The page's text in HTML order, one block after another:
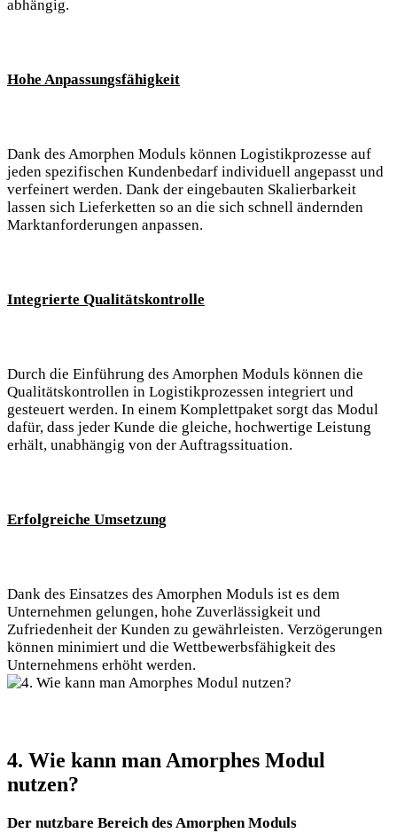
abhängig.
Hohe Anpassungsfähigkeit
Dank des Amorphen Moduls können Logistikprozesse auf
jeden spezifischen Kundenbedarf individuell angepasst und
verfeinert werden. Dank der eingebauten Skalierbarkeit
lassen sich Lieferketten so an die sich schnell ändernden
Marktanforderungen anpassen.
Integrierte Qualitätskontrolle
Durch die Einführung des Amorphen Moduls können die
Qualitätskontrollen in Logistikprozessen integriert und
gesteuert werden. In einem Komplettpaket sorgt das Modul
dafür, dass jeder Kunde die gleiche, hochwertige Leistung
erhält, unabhängig von der Auftragssituation.
Erfolgreiche Umsetzung
Dank des Einsatzes des Amorphen Moduls ist es dem
Unternehmen gelungen, hohe Zuverlässigkeit und
Zufriedenheit der Kunden zu gewährleisten. Verzögerungen
können minimiert und die Wettbewerbsfähigkeit des
Unternehmens erhöht werden.
4. Wie kann man Amorphes Modul
nutzen?
Der nutzbare Bereich des Amorphen Moduls